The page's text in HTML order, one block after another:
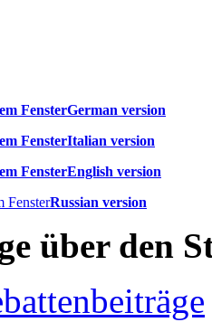
German version
Italian version
English version
Russian version
über den